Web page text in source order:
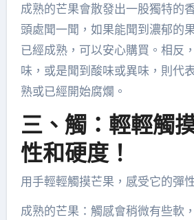
成熟的芒果會散發出一股獨特的
頭處聞一聞，如果能聞到濃郁的
已經成熟，可以安心購買。相反
味，或是聞到酸味或異味，則代
熟或已經開始腐爛。
三、觸：輕輕觸
性和硬度！
用手輕輕觸摸芒果，感受它的彈
成熟的芒果：觸感會稍微有些軟